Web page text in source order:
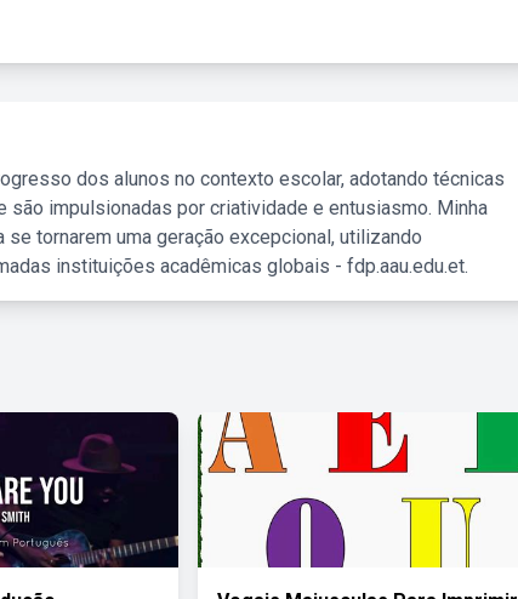
dos alunos no contexto escolar, adotando técnicas
impulsionadas por criatividade e entusiasmo. Minha
tornarem uma geração excepcional, utilizando
instituições acadêmicas globais - fdp.aau.edu.et.